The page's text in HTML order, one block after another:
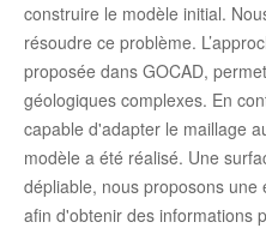
construire le modèle initial.
résoudre ce problème.
proposée dans GOCAD,
géologiques complexes. En
capable d'adapter le maillage
modèle a été réalisé. Une
dépliable, nous proposons
afin d'obtenir des informations